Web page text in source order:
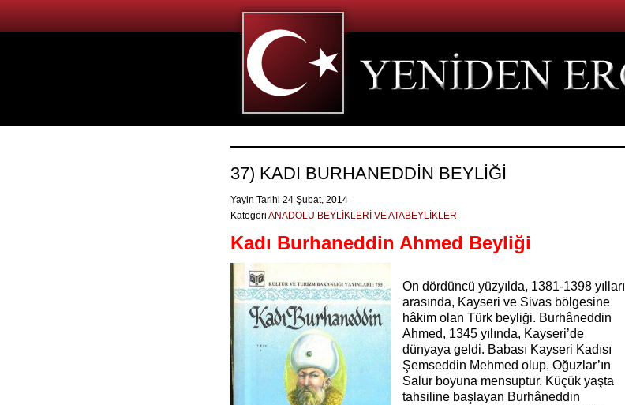
37) KADI BURHANEDDİN BEYLİĞİ
Yayin Tarihi 24 Şubat, 2014
Kategori ANADOLU BEYLİKLERİ VE ATABEYLİKLER
Kadı Burhaneddin Ahmed Beyliği
On dördüncü yüzyılda, 1381-1398 yılları
arasında, Kayseri ve Sivas bölgesine
hâkim olan Türk beyliği. Burhâneddin
Ahmed, 1345 yılında, Kayseri’de
dünyaya geldi. Babası Kayseri Kadısı
Şemseddin Mehmed olup, Oğuzlar’ın
Salur boyuna mensuptur. Küçük yaşta
tahsiline başlayan Burhâneddin